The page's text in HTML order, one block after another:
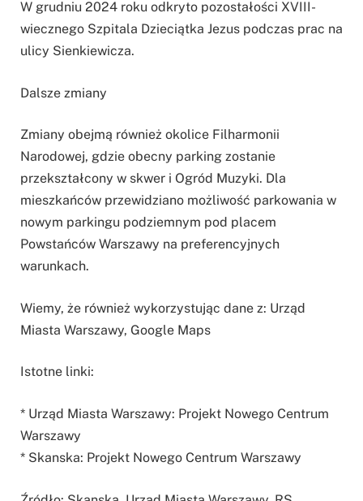
W grudniu 2024 roku odkryto pozostałości XVIII-
wiecznego Szpitala Dzieciątka Jezus podczas prac na
ulicy Sienkiewicza.
Dalsze zmiany
Zmiany obejmą również okolice Filharmonii
Narodowej, gdzie obecny parking zostanie
przekształcony w skwer i Ogród Muzyki. Dla
mieszkańców przewidziano możliwość parkowania w
nowym parkingu podziemnym pod placem
Powstańców Warszawy na preferencyjnych
warunkach.
Wiemy, że również wykorzystując dane z: Urząd
Miasta Warszawy, Google Maps
Istotne linki:
* Urząd Miasta Warszawy: Projekt Nowego Centrum
Warszawy
* Skanska: Projekt Nowego Centrum Warszawy